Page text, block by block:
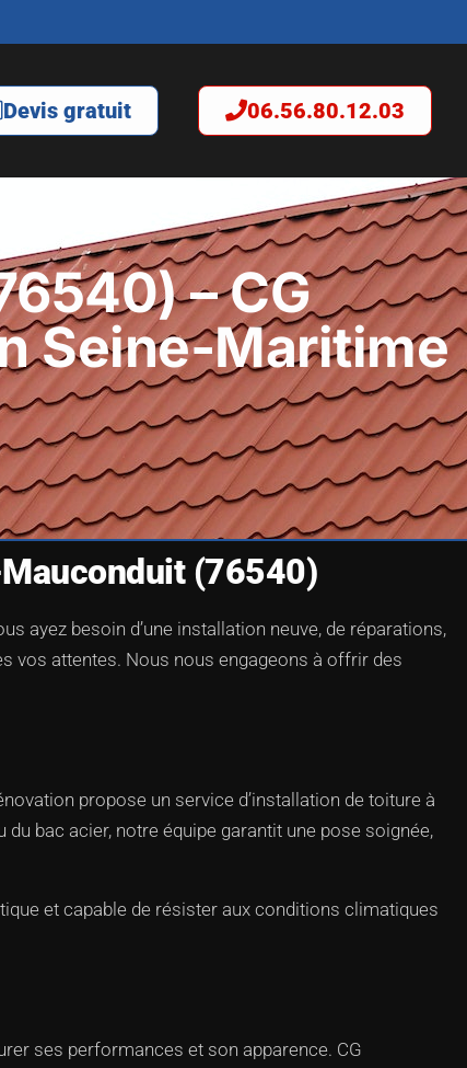
Devis gratuit 06.56.80.12.03
– CG
Seine-Maritime
Mauconduit (76540)
ayez besoin d’une installation neuve, de réparations,
vos attentes. Nous nous engageons à offrir des
propose un service d’installation de toiture à
bac acier, notre équipe garantit une pose soignée,
et capable de résister aux conditions climatiques
ses performances et son apparence. CG